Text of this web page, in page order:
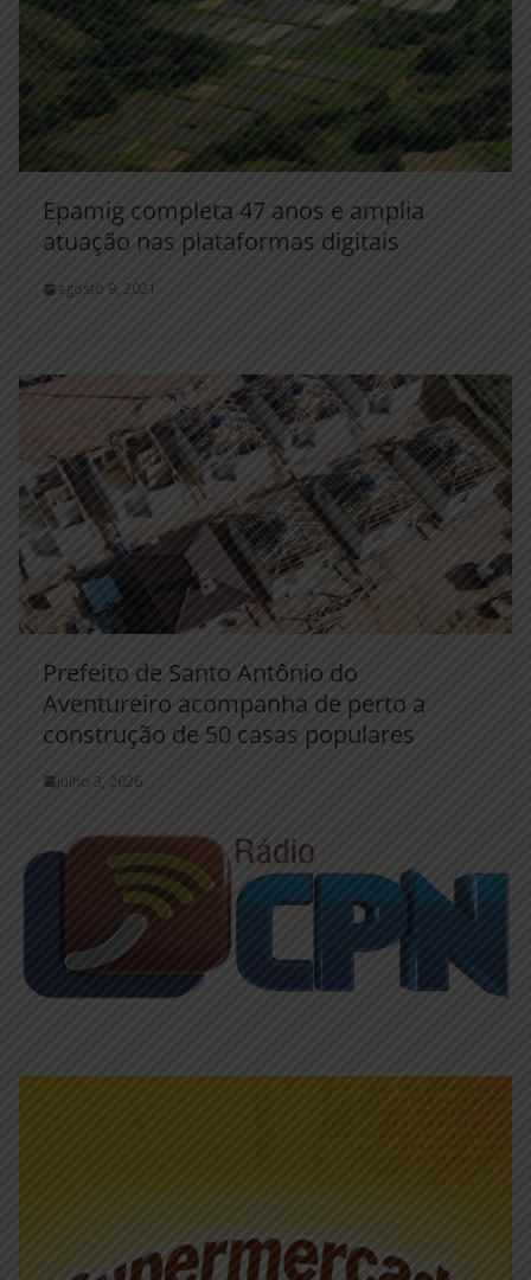
Epamig completa 47 anos e amplia
atuação nas plataformas digitais
agosto 9, 2021
Prefeito de Santo Antônio do
Aventureiro acompanha de perto a
construção de 50 casas populares
julho 3, 2026